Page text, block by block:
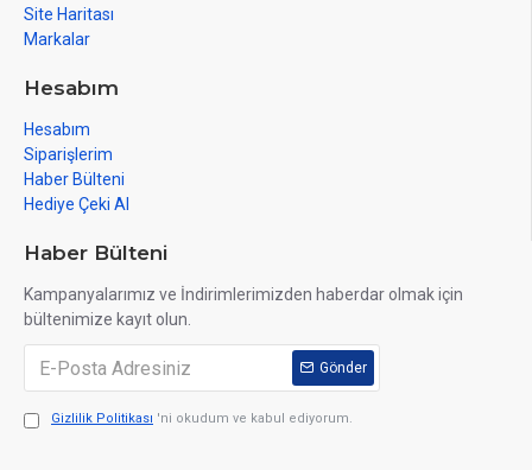
Site Haritası
Markalar
Hesabım
Hesabım
Siparişlerim
Haber Bülteni
Hediye Çeki Al
Haber Bülteni
Kampanyalarımız ve İndirimlerimizden haberdar olmak için
bültenimize kayıt olun.
Gönder
Gizlilik Politikası 'ni okudum ve kabul ediyorum.